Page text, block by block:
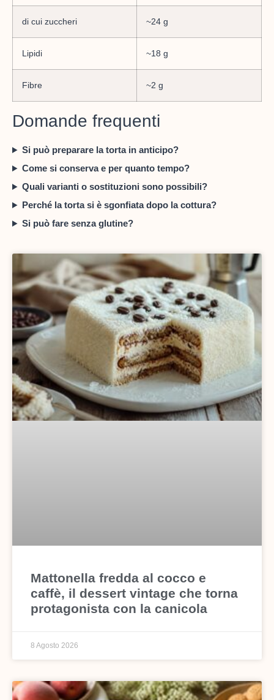
Mattonella fredda al cocco e
caffè, il dessert vintage che torna
protagonista con la canicola
8 Agosto 2026
di cui zuccheri ~24 g
Lipidi ~18 g
Fibre ~2 g
Domande frequenti
Si può preparare la torta in anticipo?
Come si conserva e per quanto tempo?
Quali varianti o sostituzioni sono possibili?
Perché la torta si è sgonfiata dopo la cottura?
Si può fare senza glutine?